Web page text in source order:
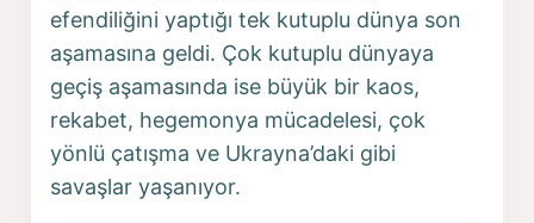
efendiliğini yaptığı tek kutuplu dünya son
aşamasına geldi. Çok kutuplu dünyaya
geçiş aşamasında ise büyük bir kaos,
rekabet, hegemonya mücadelesi, çok
yönlü çatışma ve Ukrayna’daki gibi
savaşlar yaşanıyor.